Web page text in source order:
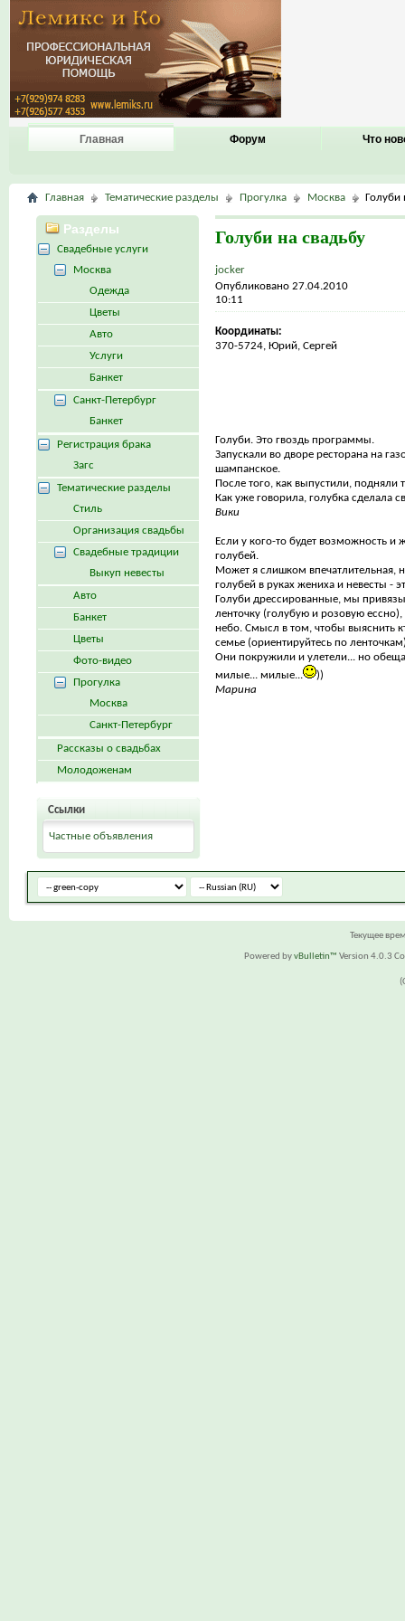
Главная Форум Что
Главная Тематические разделы Прогулка Москва Голуби
Голуби на свадьбу
jocker
Опубликовано 27.04.2010
10:11
Координаты:
370-5724, Юрий, Сергей
Голуби. Это гвоздь программы.
Запускали во дворе ресторана на
шампанское.
После того, как выпустили, подняли
Как уже говорила, голубка сделала
Вики
Если у кого-то будет возможность и
голубей.
Может я слишком впечатлительная,
голубей в руках жениха и невесты -
Голуби дрессированные, мы
ленточку (голубую и розовую
небо. Смысл в том, чтобы выяснить
семье (ориентируйтесь по
Они покружили и улетели... но
милые... милые...
))
Марина
Разделы
Свадебные услуги
Москва
Одежда
Цветы
Авто
Услуги
Банкет
Санкт-Петербург
Банкет
Регистрация брака
Загс
Тематические разделы
Стиль
Организация свадьбы
Свадебные традиции
Выкуп невесты
Авто
Банкет
Цветы
Фото-видео
Прогулка
Москва
Санкт-Петербург
Рассказы о свадьбах
Молодоженам
Ссылки
Частные объявления
Текущее
Powered byvBulletin™ Version 4.0.3